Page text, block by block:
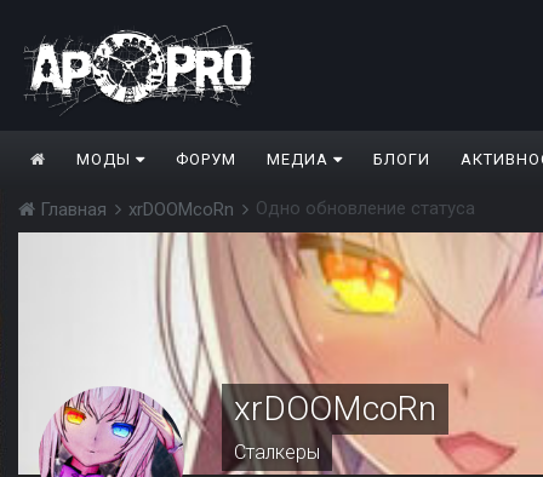
МОДЫ ФОРУМ МЕДИА БЛОГИ
Главная xrDOOMcoRn Одно обновление статуса
xrDOOMcoRn
Сталкеры